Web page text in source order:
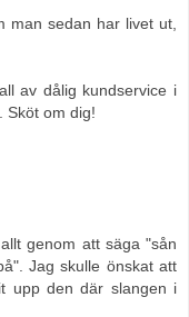
man sedan har livet ut,
av dålig kundservice i
Sköt om dig!
genom att säga "sån
Jag skulle önskat att
upp den där slangen i